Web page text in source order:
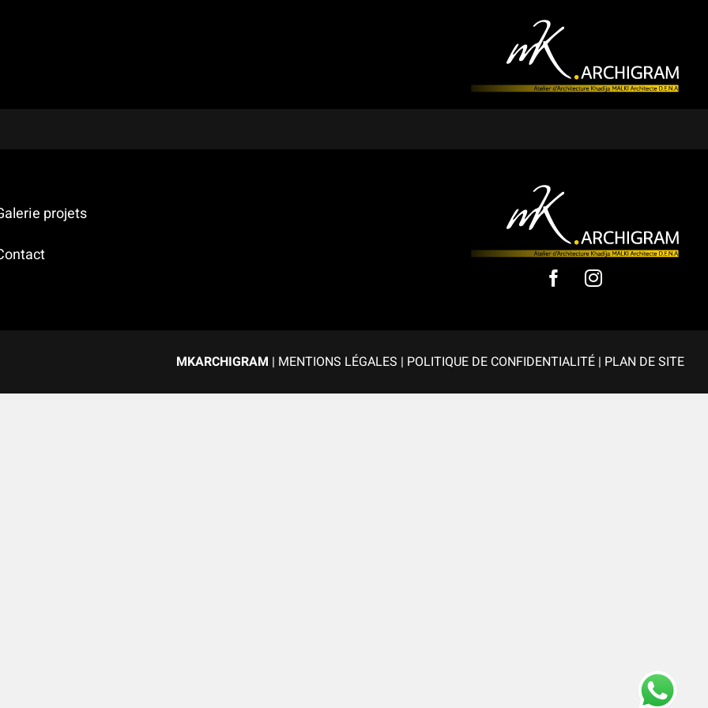
cela peut varier de quelques mois pour un projet résidentiel à plusieurs années pour des projets plus
projets
MKARCHIGRAM | MENTIONS LÉGALES | POLITIQUE DE CONFIDENTIALITÉ | PLAN DE SITE